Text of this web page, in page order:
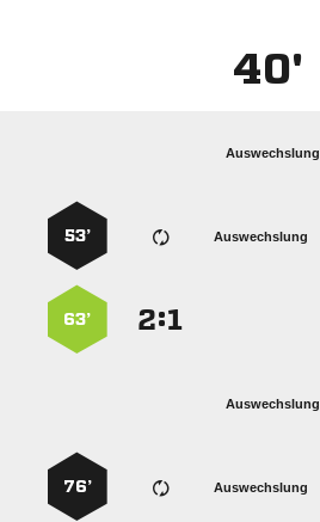
40'
Auswechslung
Auswechslung
53’
:
63’
Auswechslung
Auswechslung
76’